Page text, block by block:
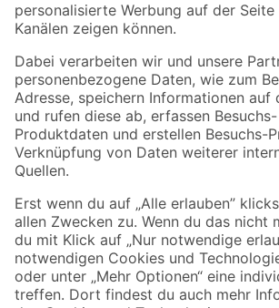
Folge uns
Zahlungsarten
Sicher einkaufen
Jetzt die toom-App herunterladen